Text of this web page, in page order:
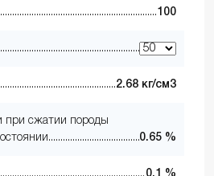
100
2.68 кг/см3
при сжатии породы
0.65 %
0.1 %